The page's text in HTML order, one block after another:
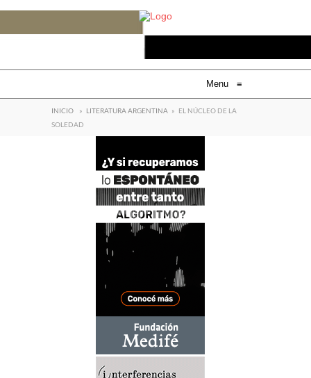
Menu ≡
INICIO » LITERATURA ARGENTINA » EL NÚCLEO DE LA
SOLEDAD